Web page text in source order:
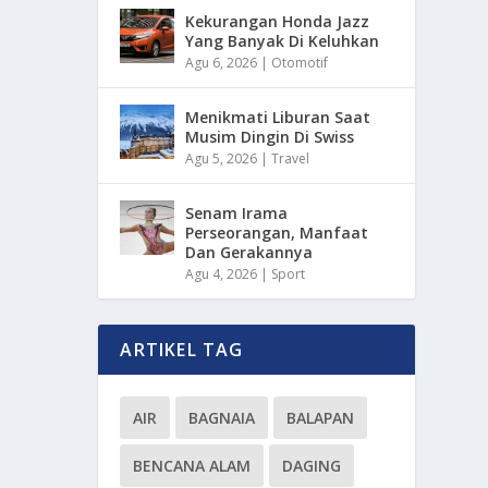
Kekurangan Honda Jazz
Yang Banyak Di Keluhkan
Agu 6, 2026 | Otomotif
Menikmati Liburan Saat
Musim Dingin Di Swiss
Agu 5, 2026 |Travel
Senam Irama
Perseorangan, Manfaat
Dan Gerakannya
Agu 4, 2026 | Sport
ARTIKEL TAG
AIR BAGNAIA BALAPAN
BENCANA ALAM DAGING